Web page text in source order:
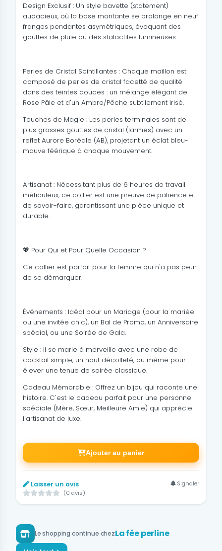
Design Exclusif : Un style bavette (statement)
audacieux, où la base montante se prolonge en neuf
franges pendantes asymétriques, évoquant des
gouttes de pluie ou des stalactites lumineuses.
Perles de Cristal Scintillantes : Chaque maillon est
composé de perles de cristal facetté de qualité
dans des teintes douces : un mélange élégant de
Rose Pâle et d'un Ambre/Pêche subtilement irisé.
Touches de Magie : Les perles terminales sont de
plus grosses gouttes de cristal (larmes) avec un
reflet Aurore Boréale (AB), projetant un éclat bleu-
mauve féérique à chaque mouvement.
Artisanat : Nécessitant plus de 6 heures de travail
méticuleux, ce collier est une preuve de patience et
de savoir-faire, garantissant une pièce unique et
durable.
💖 Pour Qui et Pour Quelle Occasion ?
Ce collier est parfait pour la femme qui n'a pas peur
de se démarquer.
Événements : Idéal pour un Mariage (pour la mariée
ou une invitée chic), un Bal de Promo, un Anniversaire
spécial, ou une Soirée de Gala.
Style : Il se marie à merveille avec une robe de
cocktail simple, un haut décolleté, ou même pour
élever une tenue de soirée classique.
Cadeau Mémorable : Offrez un bijou qui raconte une
histoire. C'est le cadeau parfait pour une personne
spéciale (Mère, Sœur, Meilleure Amie) qui apprécie
l'artisanat de luxe.
Ajouter au panier
Laisser un avis
(0 avis)
Signaler
Le shopping continue chezLa fée perline